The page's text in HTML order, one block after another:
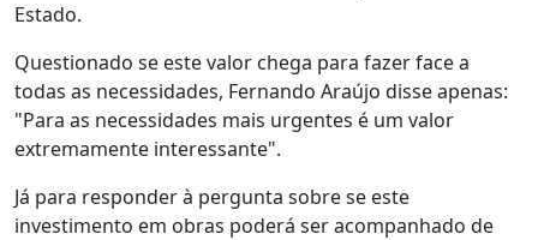
Estado.
Questionado se este valor chega para fazer face a
todas as necessidades, Fernando Araújo disse apenas:
"Para as necessidades mais urgentes é um valor
extremamente interessante".
Já para responder à pergunta sobre se este
investimento em obras poderá ser acompanhado de